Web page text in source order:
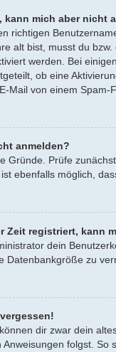
kann mich aber nicht
richtigen
alt bist, musst du
werden. Bei
ob eine
Mail von einem
anmelden?
Gründe. Prüfe
ebenfalls möglich,
Zeit registriert, kann
dein
Datenbankgröße zu
dir zwar dein
Anweisungen folgst.